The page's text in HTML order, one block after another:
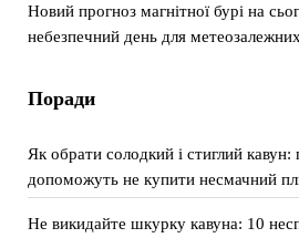
Новий прогноз магнітної бурі на
небезпечний день для метеозалежних
Поради
Як обрати солодкий і стиглий кавун:
допоможуть не купити несмачний
Не викидайте шкурку кавуна: 10